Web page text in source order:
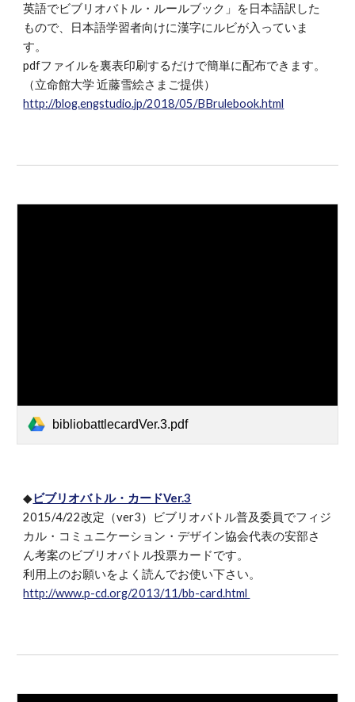
英語でビブリオバトル・ルールブック」を日本語訳した
もので、日本語学習者向けに漢字にルビが入っていま
す。
pdfファイルを裏表印刷するだけで簡単に配布できます。
（立命館大学 近藤雪絵さまご提供）
http://blog.engstudio.jp/2018/05/BBrulebook.html
bibliobattlecardVer.3.pdf
◆ビブリオバトル・カードVer.3
2015/4/22改定（ver3）ビブリオバトル普及委員でフィジ
カル・コミュニケーション・デザイン協会代表の安部さ
ん考案のビブリオバトル投票カードです。
利用上のお願いをよく読んでお使い下さい。
http://www.p-cd.org/2013/11/bb-card.html